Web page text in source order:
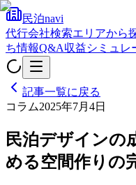
民泊navi
代行会社検索エリアから
ち情報Q&A収益シミュレ
記事一覧に戻る
コラム2025年7月4日
民泊デザインの
める空間作りの